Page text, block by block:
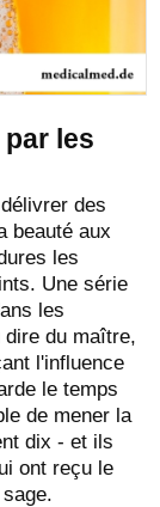
les
des
beauté aux
les
Une série
les
dire du maître,
l'influence
le temps
de mener la
dix - et ils
ont reçu le